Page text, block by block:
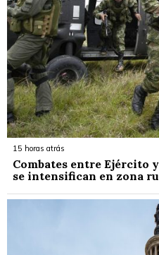
15 horas atrás
Combates entre Ejército
se intensifican en zona